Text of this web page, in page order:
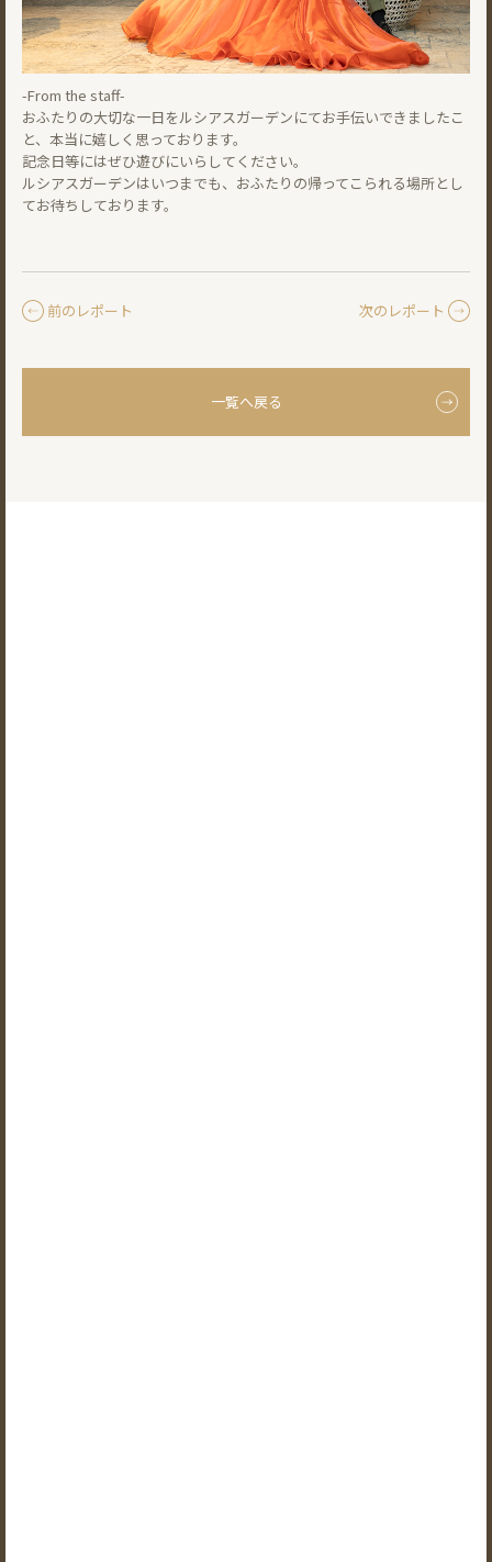
-From the staff-
おふたりの大切な一日をルシアスガーデンにてお手伝いできましたこ
と、本当に嬉しく思っております。
記念日等にはぜひ遊びにいらしてください。
ルシアスガーデンはいつまでも、おふたりの帰ってこられる場所とし
てお待ちしております。
前のレポート 次のレポート
一覧へ戻る